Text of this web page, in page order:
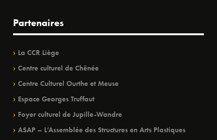
Partenaires
La CCR Liège
Centre culturel de Chênée
Centre Culturel Ourthe et Meuse
Espace Georges Truffaut
Foyer culturel de Jupille-Wandre
ASAP – L’Assemblée des Structures en Arts Plastiques